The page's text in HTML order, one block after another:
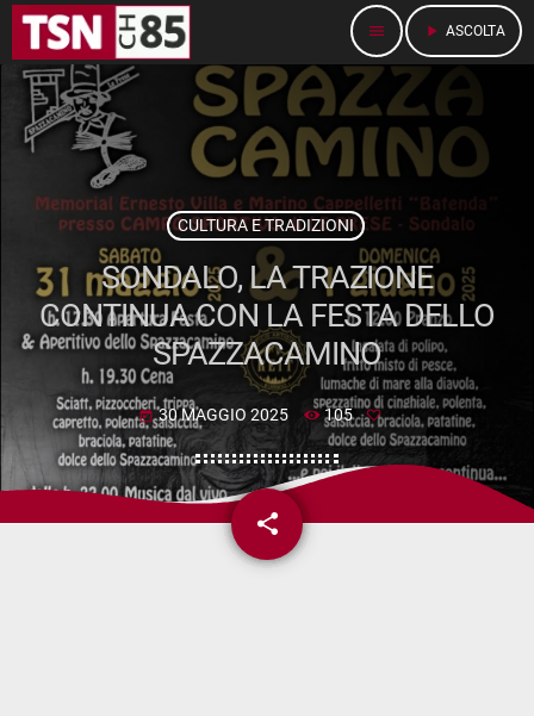
menu play_arrow ASCOLTA
CULTURA E TRADIZIONI
SONDALO, LA TRAZIONE
CONTINUA CON LA FESTA DELLO
SPAZZACAMINO
today 30 MAGGIO 2025 105
share
email